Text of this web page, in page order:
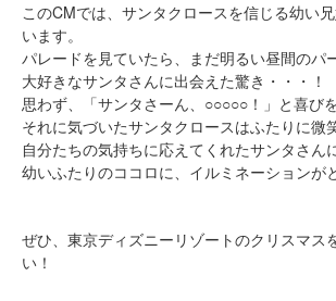
このCMでは、サンタクロースを信じる幼い
います。
パレードを見ていたら、まだ明るい昼間のパ
大好きなサンタさんに出会えた驚き・・・！
思わず、「サンタさーん、○○○○○！」と喜び
それに気づいたサンタクロースはふたりに微
自分たちの気持ちに応えてくれたサンタさん
幼いふたりのココロに、イルミネーションが
ぜひ、東京ディズニーリゾートのクリスマス
い！